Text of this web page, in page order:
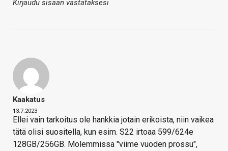
Kirjaudu sisään vastataksesi
Kaakatus
13.7.2023
Ellei vain tarkoitus ole hankkia jotain erikoista, niin vaikea
tätä olisi suositella, kun esim. S22 irtoaa 599/624e
128GB/256GB. Molemmissa "viime vuoden prossu",